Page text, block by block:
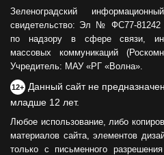
Зеленоградский
свидетельство: Эл № ФС77-81242
по надзору в сфере связи,
массовых коммуникаций
Учредитель: МАУ «РГ «Волна».
12+ Данный сайт не
младше 12 лет.
Любое использование, либо
материалов сайта, элементов
только с письменного